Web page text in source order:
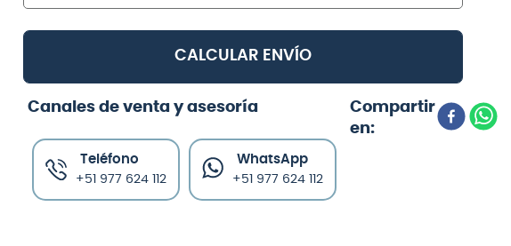
CALCULAR ENVÍO
Canales de venta y asesoría
Teléfono
+51 977 624 112
WhatsApp
+51 977 624 112